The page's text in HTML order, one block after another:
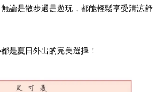
論是散步還是遊玩，都能輕鬆享受清涼舒
是夏日外出的完美選擇！